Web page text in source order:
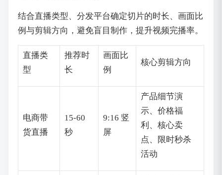
结合直播类型、分发平台确定切片的时长、画面比
例与剪辑方向，避免盲目制作，提升视频完播率。
直播类
型
推荐时
长
画面比
例
核心剪辑方向
电商带
货直播
15-60
秒
9:16 竖
屏
产品细节演
示、价格福
利、核心卖
点、限时秒杀
活动